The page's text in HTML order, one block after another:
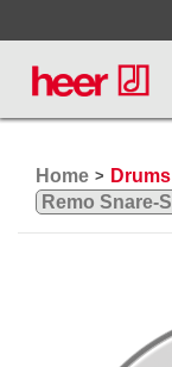
Home >